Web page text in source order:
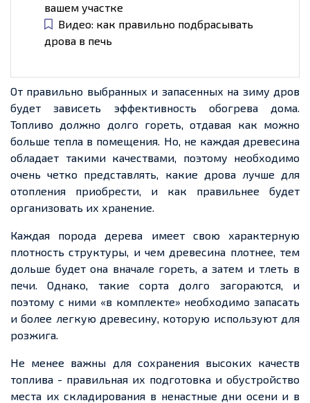
вашем участке
Видео: как правильно подбрасывать
дрова в печь
От правильно выбранных и запасенных на зиму дров
будет зависеть эффективность обогрева дома.
Топливо должно долго гореть, отдавая как можно
больше тепла в помещения. Но, не каждая древесина
обладает такими качествами, поэтому необходимо
оченьчетко представлять, какие дрова лучше для
отопления приобрести, и как правильнее будет
организовать их хранение.
Каждая порода дерева имеет свою характерную
плотность структуры, и чем древесина плотнее, тем
дольше будет она вначале гореть, а затем и тлеть в
печи. Однако, такие сорта долго загораются, и
поэтому с ними «в комплекте» необходимо запасать
и более легкую древесину, которую используют для
розжига.
Не менее важны для сохранения высоких качеств
топлива - правильная их подготовка и обустройство
места их складирования в ненастные дни осени и в